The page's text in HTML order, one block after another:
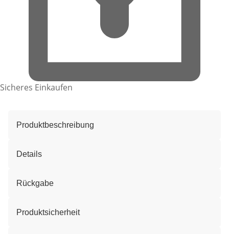
Sicheres Einkaufen
Produktbeschreibung
Details
Rückgabe
Produktsicherheit